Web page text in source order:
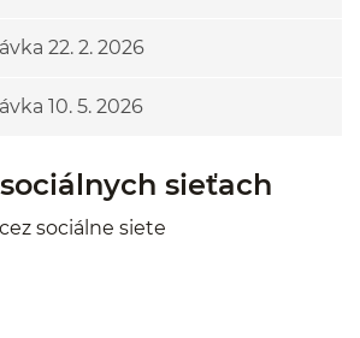
22. 2. 2026
10. 5. 2026
sieťach
sociálne siete
youtube